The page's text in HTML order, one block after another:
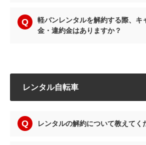
軽バンレンタルを解約する際、キ
金・違約金はありますか？
レンタル自転車
レンタルの解約について教えてく